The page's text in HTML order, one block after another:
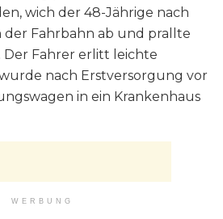
wich der 48-Jährige nach
der Fahrbahn ab und prallte
Der Fahrer erlitt leichte
nach Erstversorgung vor
in ein Krankenhaus
WERBUNG